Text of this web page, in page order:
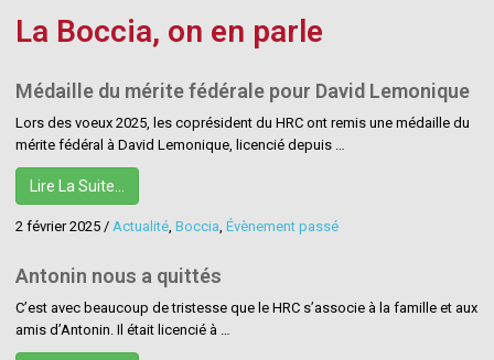
La Boccia, on en parle
Médaille du mérite fédérale pour David Lemonique
Lors des voeux 2025, les coprésident du HRC ont remis une médaille du
mérite fédéral à David Lemonique, licencié depuis …
Lire La Suite…
2 février 2025 / Actualité ,Boccia ,Évènement passé
Antonin nous a quittés
C’est avec beaucoup de tristesse que le HRC s’associe à la famille et aux
amis d’Antonin. Il était licencié à …